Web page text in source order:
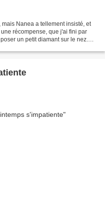
Nanea a tellement insisté, et
récompense, que j'ai fini par
un petit diamant sur le nez.